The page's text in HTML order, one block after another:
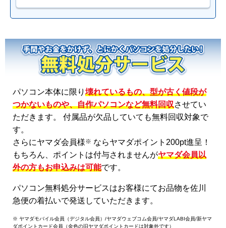
パソコン本体に限り 壊れているもの、型が古く値段が
つかないものや、自作パソコンなど無料回収させてい
ただきます。 付属品が欠品していても無料回収対象で
す。
さらにヤマダ会員様※ ならヤマダポイント200pt進呈！
もちろん、ポイントは付与されませんがヤマダ会員以
外の方もお申込みは可能です。
パソコン無料処分サービスはお客様にてお品物を佐川
急便の着払いで発送していただきます。
※ ヤマダモバイル会員（デジタル会員）/ヤマダウェブコム会員/ヤマダLABI会員/新ヤマ
ダポイントカード会員（金色の旧ヤマダポイントカードは対象外です）